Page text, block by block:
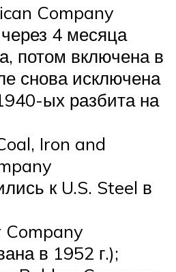
Company
4 месяца
потом включена в
снова исключена
ых разбита на
Iron and
к U.S. Steel в
Company
в 1952 г.);